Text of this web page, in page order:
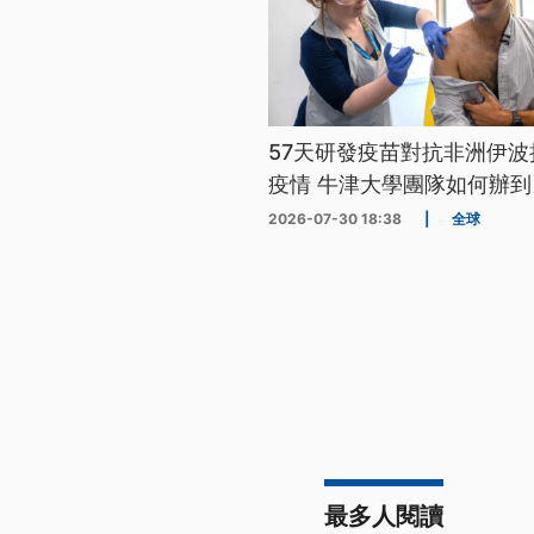
57天研發疫苗對抗非洲伊
疫情 牛津大學團隊如何辦
2026-07-30 18:38 全球
最多人閱讀